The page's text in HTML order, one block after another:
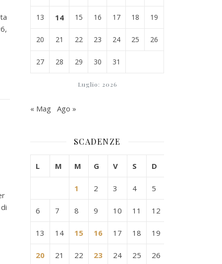
Luglio: 2026
13 14 15 16 17 18 19
20 21 22 23 24 25 26
27 28 29 30 31
« Mag Ago »
SCADENZE
L M M G V S D
1 2 3 4 5
6 7 8 9 10 11 12
13 14 15 16 17 18 19
20 21 22 23 24 25 26